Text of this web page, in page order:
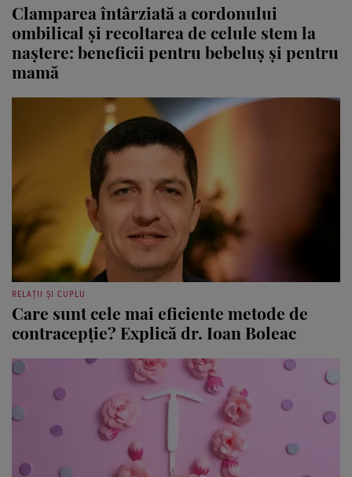
Clamparea întârziată a cordonului
ombilical și recoltarea de celule stem la
naștere: beneficii pentru bebeluș și pentru
mamă
RELAȚII ȘI CUPLU
Care sunt cele mai eficiente metode de
contracepție? Explică dr. Ioan Boleac